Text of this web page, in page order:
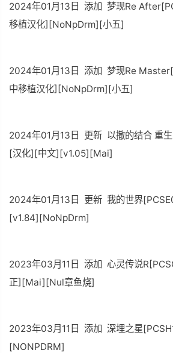
2024年01月13日 添加 梦现Re
移植汉化][NoNpDrm][小五]
2024年01月13日 添加 梦现Re
中移植汉化][NoNpDrm][小五]
2024年01月13日 更新 以撒的结合 重
[汉化][中文][v1.05][Mai]
2024年01月13日 更新 我的世界
[v1.84][NoNpDrm]
2023年03月11日 添加 心灵传说
正][Mai][Nul章鱼烧]
2023年03月11日 添加 深埋之星
[NONPDRM]